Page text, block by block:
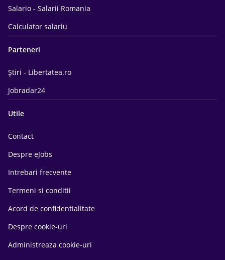
Salario - Salarii Romania
Calculator salariu
Parteneri
Știri - Libertatea.ro
Jobradar24
Utile
Contact
Despre eJobs
Intrebari frecvente
Termeni si conditii
Acord de confidentialitate
Despre cookie-uri
Administreaza cookie-uri